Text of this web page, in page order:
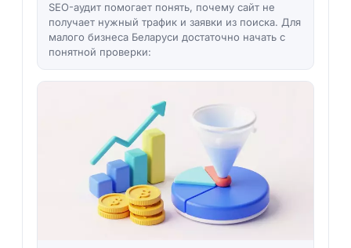
SEO-аудит помогает понять, почему сайт не
получает нужный трафик и заявки из поиска. Для
малого бизнеса Беларуси достаточно начать с
понятной проверки: